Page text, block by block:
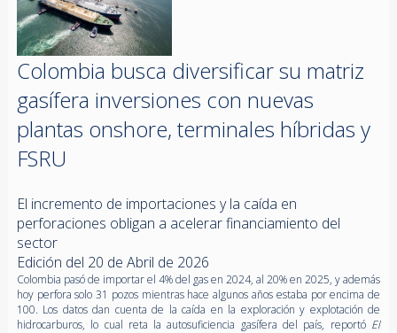
Colombia busca diversificar su matriz
gasífera inversiones con nuevas
plantas onshore, terminales híbridas y
FSRU
El incremento de importaciones y la caída en
perforaciones obligan a acelerar financiamiento del
sector
Edición del 20 de Abril de 2026
Colombia pasó de importar el 4% del gas en 2024, al 20% en 2025, y además
hoy perfora solo 31 pozos mientras hace algunos años estaba por encima de
100. Los datos dan cuenta de la caída en la exploración y explotación de
hidrocarburos, lo cual reta la autosuficiencia gasífera del país, reportó El